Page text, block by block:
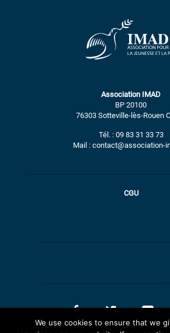
Association IMAD
BP 20100
76303 Sotteville-lès-Rouen
Tél. : 09 83 31 33 73
Mail : contact@association-
CGU
We use cookies to ensure that we